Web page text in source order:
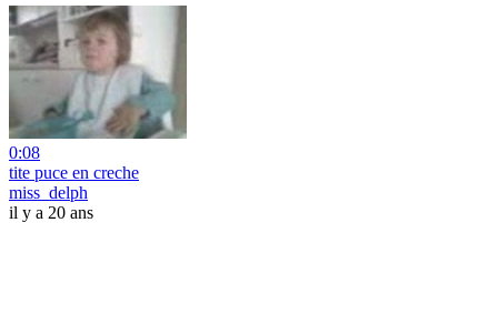
0:08
tite puce en creche
miss_delph
il y a 20 ans